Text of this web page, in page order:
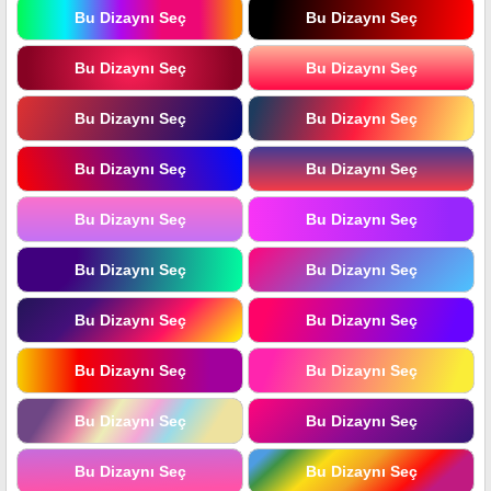
Bu Dizaynı Seç Bu Dizaynı Seç
Bu Dizaynı Seç Bu Dizaynı Seç
Bu Dizaynı Seç Bu Dizaynı Seç
Bu Dizaynı Seç Bu Dizaynı Seç
Bu Dizaynı Seç Bu Dizaynı Seç
Bu Dizaynı Seç Bu Dizaynı Seç
Bu Dizaynı Seç Bu Dizaynı Seç
Bu Dizaynı Seç Bu Dizaynı Seç
Bu Dizaynı Seç Bu Dizaynı Seç
Bu Dizaynı Seç Bu Dizaynı Seç